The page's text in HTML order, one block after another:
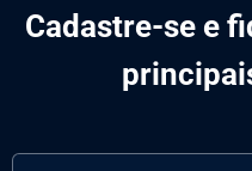
Cadastre-se e